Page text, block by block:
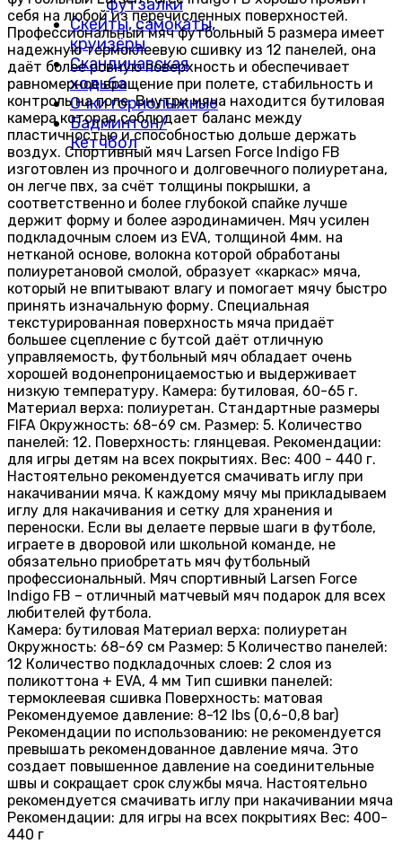
футзалки
Скейты, самокаты,
круизёры
Скандинавская
ходьба
Очки горнолыжные
Бадминтон/
Кетчбол
себя на любой из перечисленных поверхностей.
Профессиональный мяч футбольный 5 размера имеет
надежную термоклеевую сшивку из 12 панелей, она
даёт более ровную поверхность и обеспечивает
равномерное вращение при полете, стабильность и
контроль на поле. Внутри мяча находится бутиловая
камера которая соблюдает баланс между
пластичностью и способностью дольше держать
воздух. Спортивный мяч Larsen Force Indigo FB
изготовлен из прочного и долговечного полиуретана,
он легче пвх, за счёт толщины покрышки, а
соответственно и более глубокой спайке лучше
держит форму и более аэродинамичен. Мяч усилен
подкладочным слоем из EVA, толщиной 4мм. на
нетканой основе, волокна которой обработаны
полиуретановой смолой, образует «каркас» мяча,
который не впитывают влагу и помогает мячу быстро
принять изначальную форму. Специальная
текстурированная поверхность мяча придаёт
большее сцепление с бутсой даёт отличную
управляемость, футбольный мяч обладает очень
хорошей водонепроницаемостью и выдерживает
низкую температуру. Камера: бутиловая, 60-65 г.
Материал верха: полиуретан. Стандартные размеры
FIFA Окружность: 68-69 см. Размер: 5. Количество
панелей: 12. Поверхность: глянцевая. Рекомендации:
для игры детям на всех покрытиях. Вес: 400 - 440 г.
Настоятельно рекомендуется смачивать иглу при
накачивании мяча. К каждому мячу мы прикладываем
иглу для накачивания и сетку для хранения и
переноски. Если вы делаете первые шаги в футболе,
играете в дворовой или школьной команде, не
обязательно приобретать мяч футбольный
профессиональный. Мяч спортивный Larsen Force
Indigo FB – отличный матчевый мяч подарок для всех
любителей футбола.
Камера: бутиловая Материал верха: полиуретан
Окружность: 68-69 см Размер: 5 Количество панелей:
12 Количество подкладочных слоев: 2 слоя из
поликоттона + EVA, 4 мм Тип сшивки панелей:
термоклеевая сшивка Поверхность: матовая
Рекомендуемое давление: 8-12 lbs (0,6-0,8 bar)
Рекомендации по использованию: не рекомендуется
превышать рекомендованное давление мяча. Это
создает повышенное давление на соединительные
швы и сокращает срок службы мяча. Настоятельно
рекомендуется смачивать иглу при накачивании мяча
Рекомендации: для игры на всех покрытиях Вес: 400-
440 г